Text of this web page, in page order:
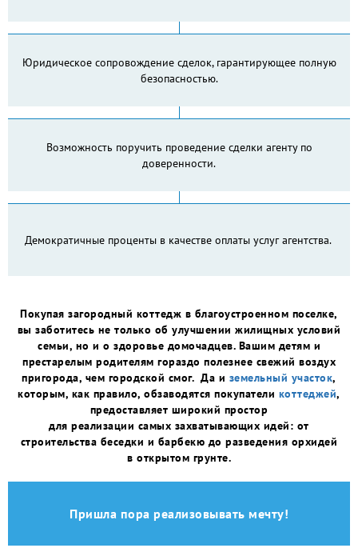
Юридическое сопровождение сделок, гарантирующее полную
безопасностью.
Возможность поручить проведение сделки агенту по
доверенности.
Демократичные проценты в качестве оплаты услуг агентства.
Покупая загородный коттедж в благоустроенном поселке,
вы заботитесь не только об улучшении жилищных условий
семьи, но и о здоровье домочадцев. Вашим детям и
престарелым родителям гораздо полезнее свежий воздух
пригорода, чем городской смог. Да и земельный участок,
которым, как правило, обзаводятся покупатели коттеджей,
предоставляет широкий простор
для реализации самых захватывающих идей: от
строительства беседки и барбекю до разведения орхидей
в открытом грунте.
Пришла пора реализовывать мечту!